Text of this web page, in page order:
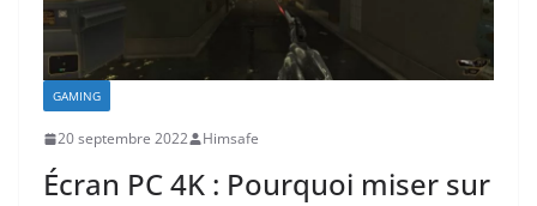
GAMING
20 septembre 2022 Himsafe
Écran PC 4K : Pourquoi miser sur